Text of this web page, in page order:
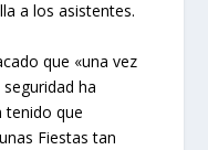
a los asistentes.
que «una vez
ha
tenido que
Fiestas tan